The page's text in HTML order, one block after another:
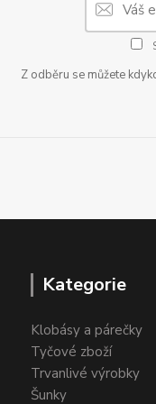
Z odběru se můžete
Kategorie
Klobásy a párečky
Tyčové zboží
Trvanlivé výrobky
Šunky